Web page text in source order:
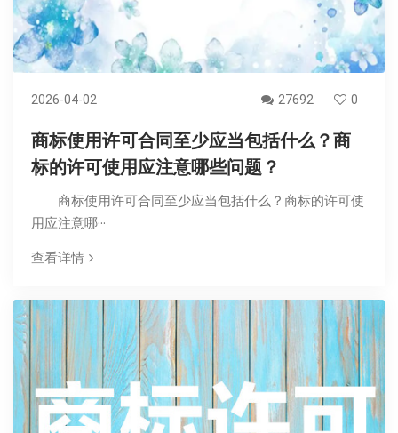
2026-04-02 27692 0
商标使用许可合同至少应当包括什么？商
标的许可使用应注意哪些问题？
商标使用许可合同至少应当包括什么？商标的许可使
用应注意哪···
查看详情